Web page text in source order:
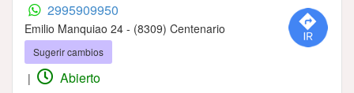
2995909950
Emilio Manquiao 24 - (8309) Centenario
Sugerir cambios
| Abierto